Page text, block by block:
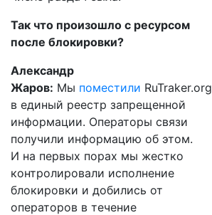
Так что произошло с ресурсом
после блокировки?
Александр
Жаров: Мы поместили RuTraker.org
в единый реестр запрещенной
информации. Операторы связи
получили информацию об этом.
И на первых порах мы жестко
контролировали исполнение
блокировки и добились от
операторов в течение